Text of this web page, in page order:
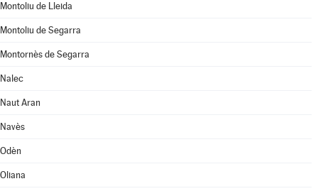
Montoliu de Lleida
Montoliu de Segarra
Montornès de Segarra
Nalec
Naut Aran
Navès
Odèn
Oliana